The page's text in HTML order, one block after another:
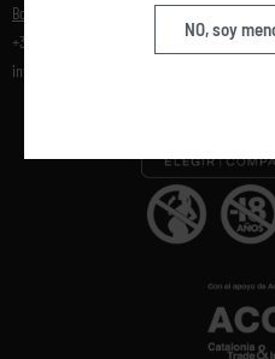
Bodega:
+34 93 817 05 86
info@mastinell.com
NO, soy